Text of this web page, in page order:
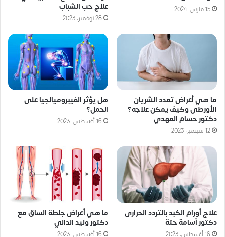
15 مارس، 2024
علاج حب الشباب
28 نوفمبر، 2023
ما هي أعراض تمدد الشريان
الأورطى وكيف يمكن علاجه؟
دكتور حسام المهدي
12 سبتمبر، 2023
هل يؤثر الفيبروميالجيا على
الحمل؟
16 أغسطس، 2023
علاج أورام الكبد بالتردد الحرارى
دكتور أسامة حتة
16 أغسطس، 2023
ما هي أعراض جلطة الساق مع
دكتور وليد الدالي
16 أغسطس، 2023